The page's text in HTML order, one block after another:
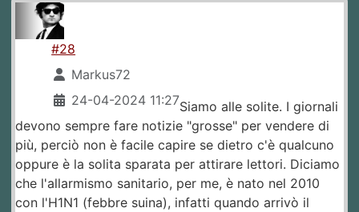
#28
Markus72
24-04-2024 11:27Siamo alle solite. I giornali
devono sempre fare notizie "grosse" per vendere di
più, perciò non è facile capire se dietro c'è qualcuno
oppure è la solita sparata per attirare lettori. Diciamo
che l'allarmismo sanitario, per me, è nato nel 2010
con l'H1N1 (febbre suina), infatti quando arrivò il